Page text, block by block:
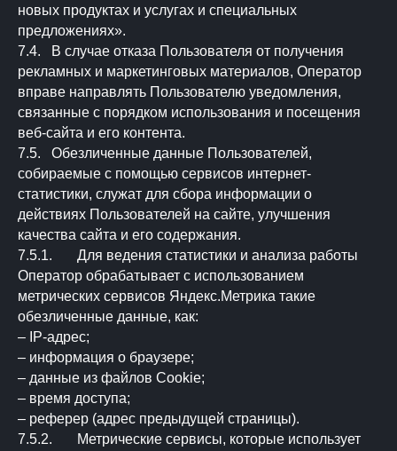
новых продуктах и услугах и специальных
предложениях».
7.4. В случае отказа Пользователя от получения
рекламных и маркетинговых материалов, Оператор
вправе направлять Пользователю уведомления,
связанные с порядком использования и посещения
веб-сайта и его контента.
7.5. Обезличенные данные Пользователей,
собираемые с помощью сервисов интернет-
статистики, служат для сбора информации о
действиях Пользователей на сайте, улучшения
качества сайта и его содержания.
7.5.1. Для ведения статистики и анализа работы
Оператор обрабатывает с использованием
метрических сервисов Яндекс.Метрика такие
обезличенные данные, как:
– IP-адрес;
– информация о браузере;
– данные из файлов Сookie;
– время доступа;
– реферер (адрес предыдущей страницы).
7.5.2. Метрические сервисы, которые использует